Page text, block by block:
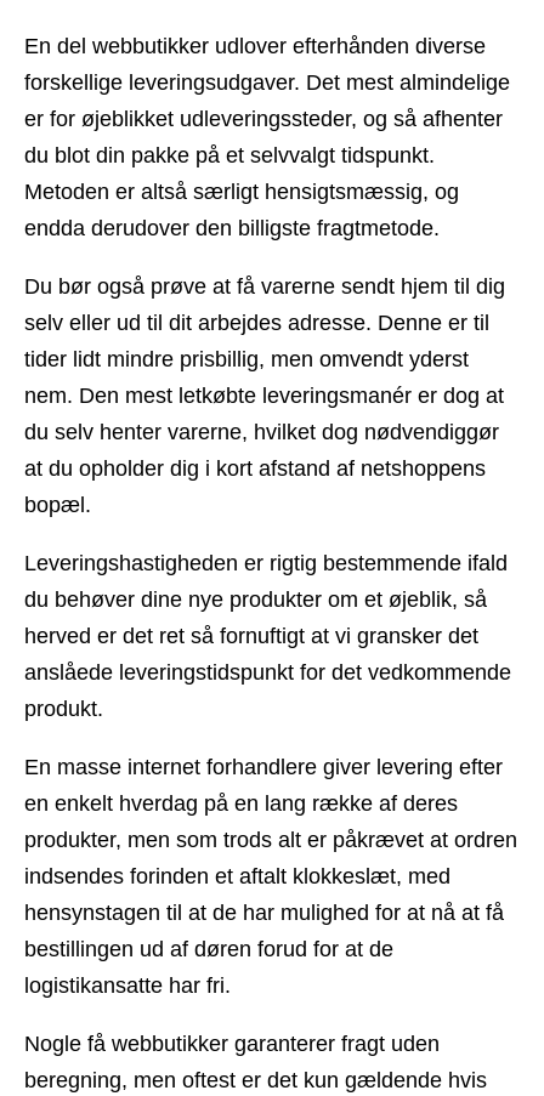
En del webbutikker udlover efterhånden diverse
forskellige leveringsudgaver. Det mest almindelige
er for øjeblikket udleveringssteder, og så afhenter
du blot din pakke på et selvvalgt tidspunkt.
Metoden er altså særligt hensigtsmæssig, og
endda derudover den billigste fragtmetode.
Du bør også prøve at få varerne sendt hjem til dig
selv eller ud til dit arbejdes adresse. Denne er til
tider lidt mindre prisbillig, men omvendt yderst
nem. Den mest letkøbte leveringsmanér er dog at
du selv henter varerne, hvilket dog nødvendiggør
at du opholder dig i kort afstand af netshoppens
bopæl.
Leveringshastigheden er rigtig bestemmende ifald
du behøver dine nye produkter om et øjeblik, så
herved er det ret så fornuftigt at vi gransker det
anslåede leveringstidspunkt for det vedkommende
produkt.
En masse internet forhandlere giver levering efter
en enkelt hverdag på en lang række af deres
produkter, men som trods alt er påkrævet at ordren
indsendes forinden et aftalt klokkeslæt, med
hensynstagen til at de har mulighed for at nå at få
bestillingen ud af døren forud for at de
logistikansatte har fri.
Nogle få webbutikker garanterer fragt uden
beregning, men oftest er det kun gældende hvis